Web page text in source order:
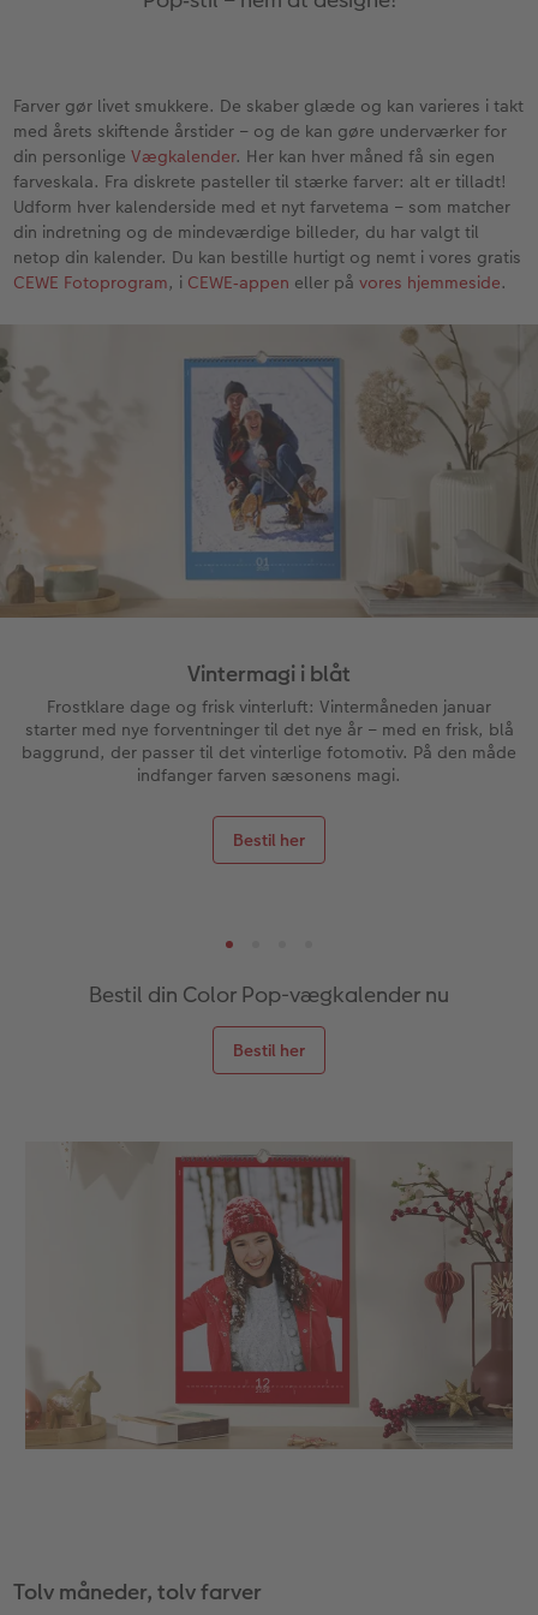
Inspiration
Bedst i test
Gratis fotolagring
CEWE FOTOBOG Color pop
Panoramaside
Mindelomme
Tilbehør
Forstørrelse på fotopapir
Fotoklistermærker
Tilbehør
Engangskamera print
Analoge billeder
Inspiration
Gratis fotolagring
Pasfoto
Billede på aluminiumsplade
Billede på akrylglas
Billede på træ
Fotoplakat med kort
Fotoplakat med plakatliste
Fotocollage
hexxas
Flerdelt vægbillede
Fotopanel
Velkomstskilt
Inspiration
Gratis fotolagring
Tilbehør
Tekstiler
Fotomagneter
Art prints
Fyld-selv gaveæske
Mobilcovers
Kæledyr
Inspiration
CEWE Gavekort
Firmagave
Gratis fotolagring
Pasfoto
Design selv
Fotokort
Foldekort
Postkort
Kort med fotoindstik
Bordkort
Menukort
Direkte forsendelse
Digitalt festkort
Inspiration
Gratis fotolagring
Gaveindpakning
Tilbehør
Farver gør livet smukkere. De skaber glæde og kan varieres i takt
med årets skiftende årstider – og de kan gøre underværker for
din personligeVægkalender. Her kan hver måned få sin egen
farveskala. Fra diskrete pasteller til stærke farver: alt er tilladt!
Udform hver kalenderside med et nyt farvetema – som matcher
din indretning og de mindeværdige billeder, du har valgt til
netop din kalender. Du kan bestille hurtigt og nemt i vores gratis
CEWE Fotoprogram, i CEWE‑appen eller påvores hjemmeside.
Vintermagi i blåt
Frostklare dage og frisk vinterluft: Vintermåneden januar
starter med nye forventninger til det nye år – med en frisk, blå
baggrund, der passer til det vinterlige fotomotiv. På den måde
indfanger farven sæsonens magi.
Bestil her
Bestil din Color Pop-vægkalender nu
Bestil her
Tolv måneder, tolv farver